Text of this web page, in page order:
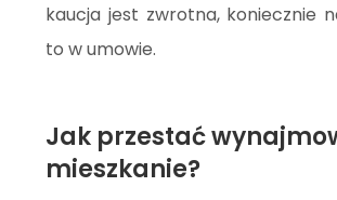
kaucja jest zwrotna, koniecznie
to w umowie.
Jak przestać
mieszkanie?